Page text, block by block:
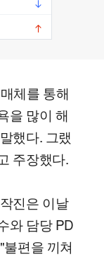
체를 통해
을 많이 해
했다. 그랬
주장했다.
진은 이날
와 담당 PD
편을 끼쳐